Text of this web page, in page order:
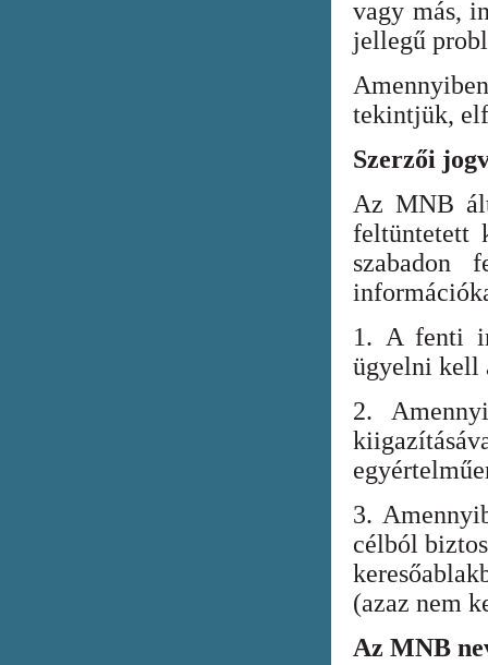
vagy más,
jellegű
tekintjük,
Szerzői
Az MNB
feltüntetett
szabadon
1. A fenti
ügyelni kell
2.
3.
célból
(azaz nem
Az MNB